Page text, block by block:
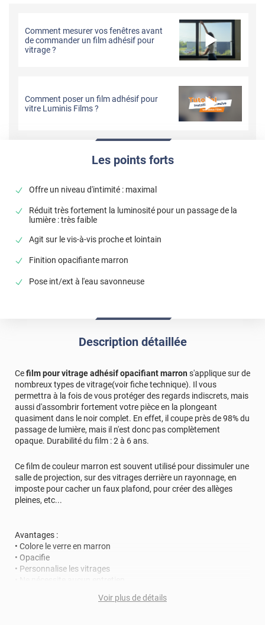
Comment mesurer vos fenêtres avant
de commander un film adhésif pour
vitrage ?
Comment poser un film adhésif pour
vitre Luminis Films ?
Les points forts
Offre un niveau d'intimité : maximal
Réduit très fortement la luminosité pour un passage de la
lumière : très faible
Agit sur le vis-à-vis proche et lointain
Finition opacifiante marron
Pose int/ext à l'eau savonneuse
Description détaillée
Cefilm pour vitrage adhésif opacifiant marrons'applique sur de
nombreux types de vitrage(voir fiche technique). Il vous
permettra à la fois de vous protéger des regards indiscrets, mais
aussi d'assombrir fortement votre pièce en la plongeant
quasiment dans le noir complet. En effet, il coupe près de 98% du
passage de lumière, mais il n'est donc pas complètement
opaque. Durabilité du film : 2 à 6 ans.
Ce film de couleur marron est souvent utilisé pour dissimuler une
salle de projection, sur des vitrages derrière un rayonnage, en
imposte pour cacher un faux plafond, pour créer des allèges
pleines, etc...
Avantages :
• Colore le verre en marron
• Opacifie
• Personnalise les vitrages
Notes : Pour un meilleur aperçu des films n’hésitez pas à nous
Voir plus de détails